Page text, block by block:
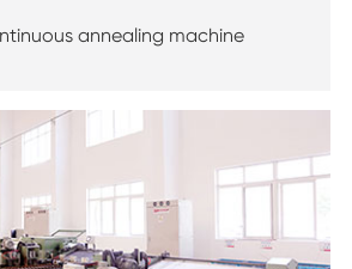
annealing machine